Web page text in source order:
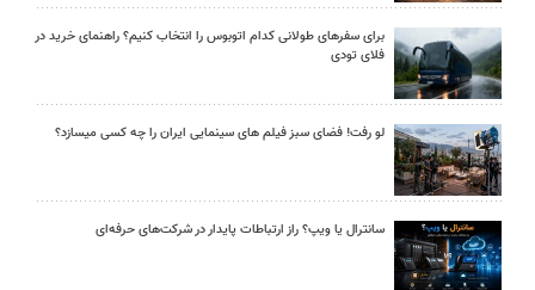
برای سفرهای طولانی کدام اتوبوس را انتخاب کنیم؟ راهنمای خرید در
فلای تودی
لو رفت! فضای سبز فیلم های سینمایی ایران را چه کسی میسازد؟
سانترال یا ویپ؟ راز ارتباطات پایدار در شرکت‌های حرفه‌ای